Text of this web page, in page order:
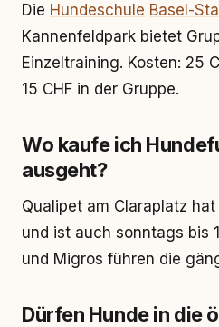
Die Hundeschule Basel-
Kannenfeldpark bietet
Einzeltraining. Kosten: 25
15 CHF in der Gruppe.
Wo kaufe ich
ausgeht?
Qualipet am Claraplatz
und ist auch sonntags bis
und Migros führen die
Dürfen Hunde in die